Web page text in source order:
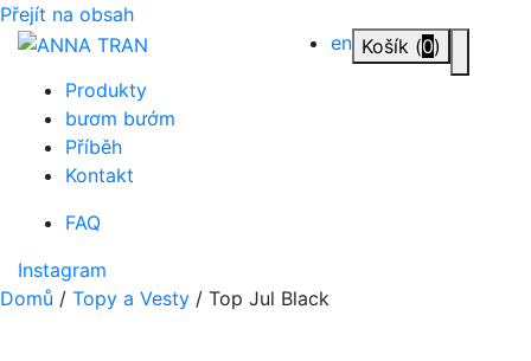
Přejít na obsah
en Košík (0)
Produkty
bươm bướm
Příběh
Kontakt
FAQ
Instagram
Domů / Topy a Vesty / Top Jul Black